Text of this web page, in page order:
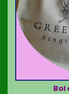
Bol